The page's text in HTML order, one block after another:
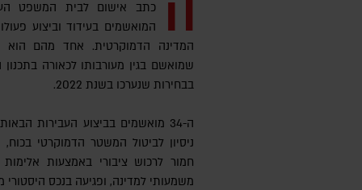
המואשמים בעידוד וביצוע
המדינה הדמוקרטית. אחד מהם הוא
שמואשם בגין מעורבותו לכאורה
בבחירות שנערכו בשנת 2022.
ה-34 מואשמים בביצוע העבירות
ניסיון לביטול המשטר הדמוקרטי
חמור לרכוש ציבורי באמצעות
משמעותי למדינה, ופגיעה בנכס היסטורי